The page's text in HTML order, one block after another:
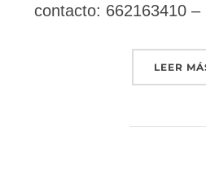
contacto: 662163410
LEER